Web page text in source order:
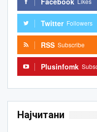
Twitter Followers
RSS Subscribe
Plusinfomk
Најчитани